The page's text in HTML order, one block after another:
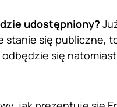
udostępniony?
się publiczne,
się